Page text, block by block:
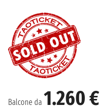
Balcone da 1.260 €